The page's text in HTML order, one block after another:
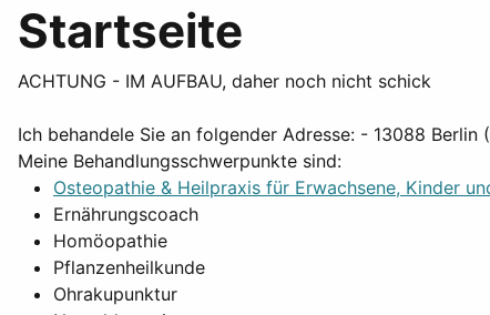
Startseite
ACHTUNG - IM AUFBAU, daher noch nicht schick
Ich behandele Sie an folgender Adresse: - 13088
Meine Behandlungsschwerpunkte sind:
Osteopathie & Heilpraxis für Erwachsene, Kinder
Ernährungscoach
Homöopathie
Pflanzenheilkunde
Ohrakupunktur